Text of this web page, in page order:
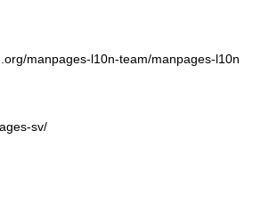
manpages-l10n-team/manpages-l10n
sv/